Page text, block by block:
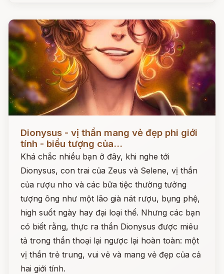
Dionysus - vị thần mang vẻ đẹp phi giới
tính - biểu tượng của...
Khá chắc nhiều bạn ở đây, khi nghe tới
Dionysus, con trai của Zeus và Selene, vị thần
của rượu nho và các bữa tiệc thường tưởng
tượng ông như một lão già nát rượu, bụng phệ,
high suốt ngày hay đại loại thế. Nhưng các bạn
có biết rằng, thực ra thần Dionysus được miêu
tả trong thần thoại lại ngược lại hoàn toàn: một
vị thần trẻ trung, vui vẻ và mang vẻ đẹp của cả
hai giới tính.